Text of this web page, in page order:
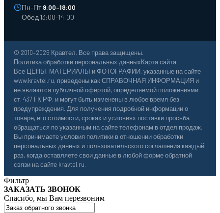
Пн–Пт9:00–18:00
Обед 13:00–14:00
© 2010–2026 Кравтел. Все права защищены.
Политика обработки персональных данныхКарта сайта
Все ЦЕНЫ, МАТЕРИАЛЫ и ФОТОГРАФИИ, указанные на сайте
www.kravtel.ru, приведены как СПРАВОЧНАЯ ИНФОРМАЦИЯ и
не являются публичной офертой, определяемой положениями
ст. 437 ГК РФ, и могут быть изменены в любое время без
предупреждения. Для получения подробной информации о
товаре, его стоимости, сроках и условиях поставки просьба
обращаться по указанным на сайте телефонам в отдел продаж.
Вы принимаете условия политики в отношении обработки
персональных данных и пользовательского соглашения каждый
раз, когда оставляете свои данные в любой форме обратной
связи на сайте kravtel.ru.
Фильтр
ЗАКАЗАТЬ ЗВОНОК
Спасибо, мы Вам перезвоним